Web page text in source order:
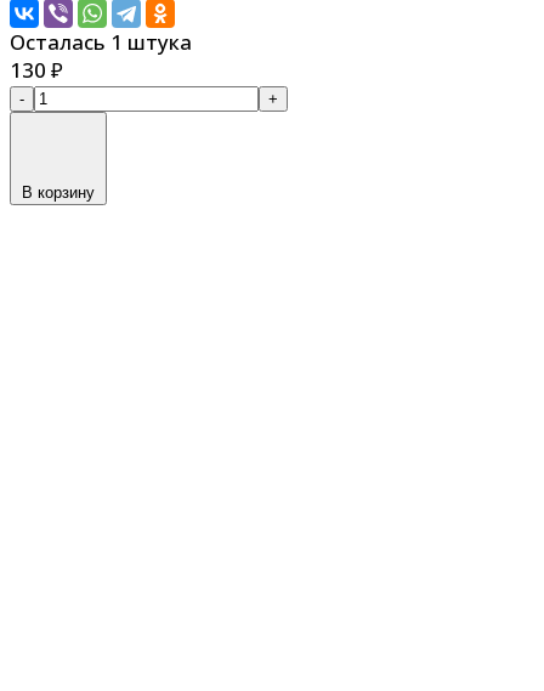
Осталась 1 штука
130 ₽
- +
В корзину